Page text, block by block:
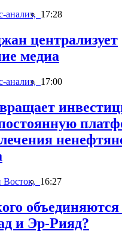
анализ, 17:28
централизует
медиа
анализ, 17:00
Восток, 16:27
и Эр-Рияд?